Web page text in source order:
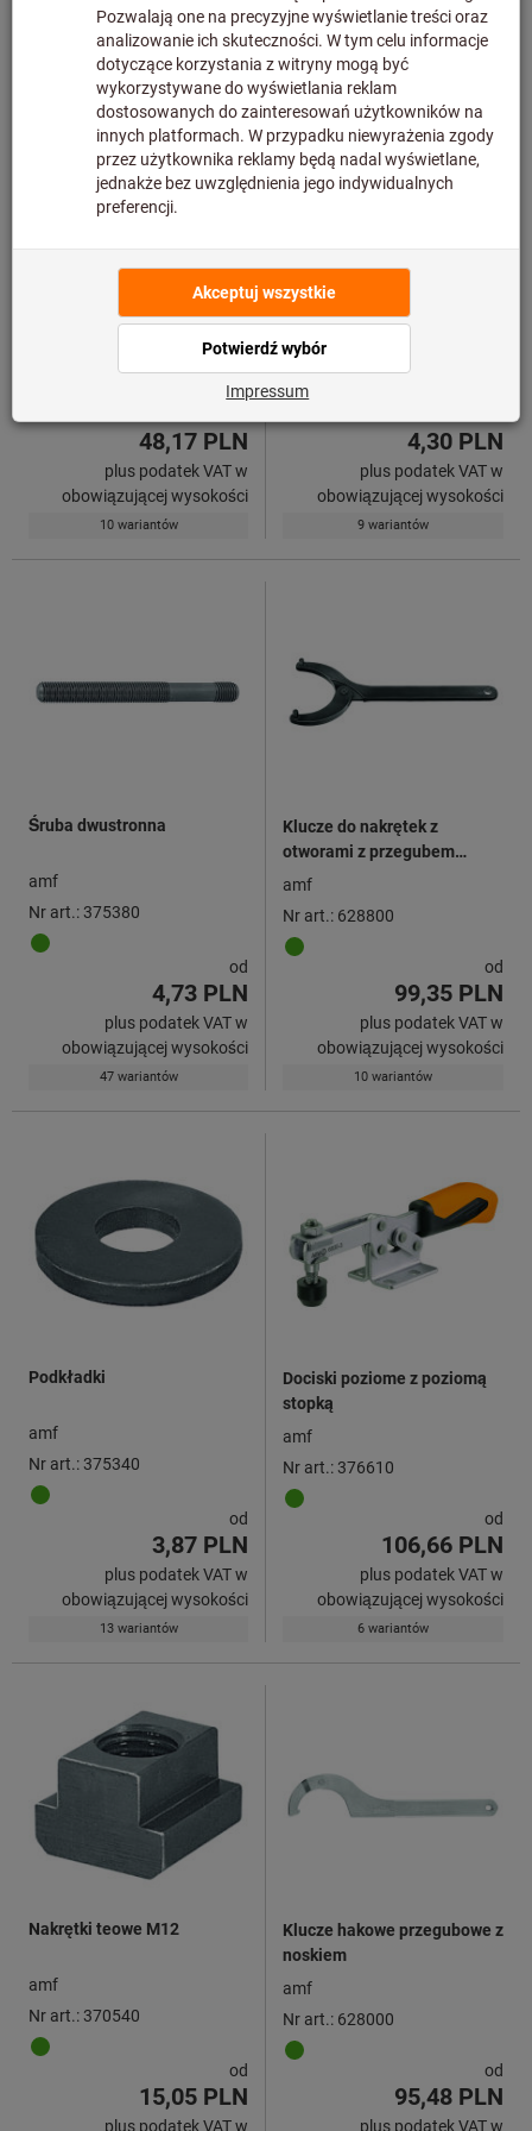
Klucze nastawne do
czołowymi proste
48,17 PLN
plus podatek VAT w
obowiązującej wysokości
10 wariantów
Nakrętki z kołnierzem
amf
Nr art.: 375390
4,30 PLN
plus podatek VAT w
obowiązującej wysokości
9 wariantów
Śruba dwustronna
amf
Nr art.: 375380
od
4,73 PLN
plus podatek VAT w
obowiązującej wysokości
47 wariantów
Klucze do nakrętek z
otworami z przegubem
proste
amf
Nr art.: 628800
od
99,35 PLN
plus podatek VAT w
obowiązującej wysokości
10 wariantów
Podkładki
amf
Nr art.: 375340
od
3,87 PLN
plus podatek VAT w
obowiązującej wysokości
13 wariantów
Dociski poziome z poziomą
stopką
amf
Nr art.: 376610
od
106,66 PLN
plus podatek VAT w
obowiązującej wysokości
6 wariantów
Nakrętki teowe M12
amf
Nr art.: 370540
od
15,05 PLN
plus podatek VAT w
Klucze hakowe przegubowe z
noskiem
amf
Nr art.: 628000
od
95,48 PLN
plus podatek VAT w